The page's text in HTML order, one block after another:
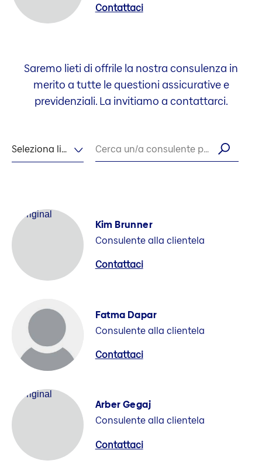
Contattaci
Saremo lieti di offrile la nostra consulenza in
merito a tutte le questioni assicurative e
previdenziali. La invitiamo a contattarci.
Seleziona lingua Cerca un/a consulente per nome
Kim Brunner
Consulente alla clientela
Contattaci
Fatma Dapar
Consulente alla clientela
Contattaci
Arber Gegaj
Consulente alla clientela
Contattaci